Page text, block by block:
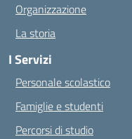
Organizzazione
La storia
I Servizi
Personale scolastico
Famiglie e studenti
Percorsi di studio